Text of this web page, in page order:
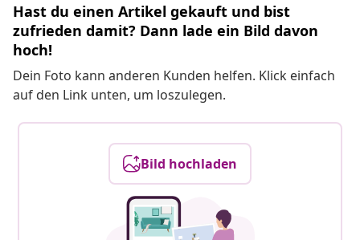
Hast du einen Artikel gekauft und bist
zufrieden damit? Dann lade ein Bild davon
hoch!
Dein Foto kann anderen Kunden helfen. Klick einfach
auf den Link unten, um loszulegen.
Bild hochladen